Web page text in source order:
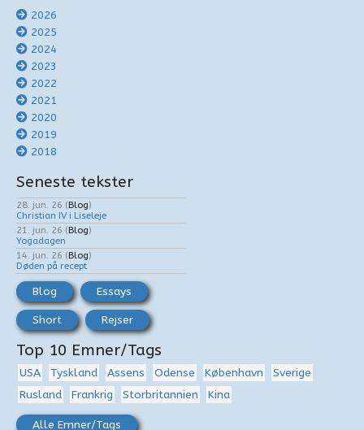
2026
2025
2024
2023
2022
2021
2020
2019
2018
Seneste tekster
28. jun. 26 (Blog)
Christian IV i Liseleje
21. jun. 26 (Blog)
Yogadagen
14. jun. 26 (Blog)
Døden på recept
Blog Essays
Short Rejser
Top 10 Emner/Tags
USA Tyskland Assens Odense København
Sverige
Rusland
Frankrig Storbritannien Kina
Alle Emner/Tags